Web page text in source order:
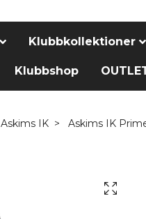
Klubbkollektioner
Klubbshop
Askims IK Askims IK